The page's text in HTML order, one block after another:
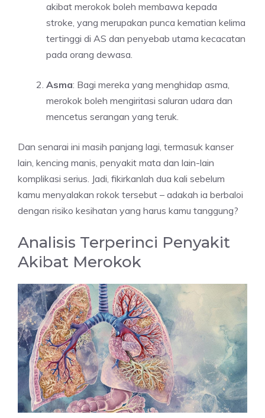
akibat merokok boleh membawa kepada
stroke, yang merupakan punca kematian kelima
tertinggi di AS dan penyebab utama kecacatan
pada orang dewasa.
Asma: Bagi mereka yang menghidap asma,
merokok boleh mengiritasi saluran udara dan
mencetus serangan yang teruk.
Dan senarai ini masih panjang lagi, termasuk kanser
lain, kencing manis, penyakit mata dan lain-lain
komplikasi serius. Jadi, fikirkanlah dua kali sebelum
kamu menyalakan rokok tersebut – adakah ia berbaloi
dengan risiko kesihatan yang harus kamu tanggung?
Analisis Terperinci Penyakit
Akibat Merokok